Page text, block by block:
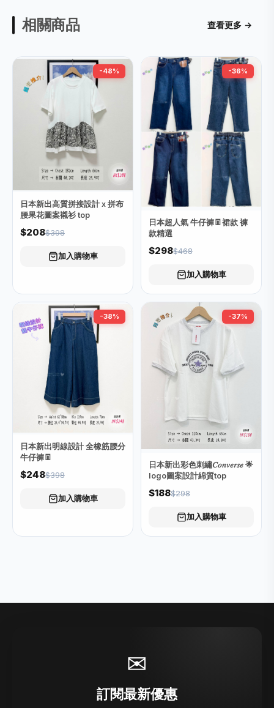
相關商品 查看更多 →
-48%
日本新出高質拼接設計 x 拼布
腰果花圖案襯衫 top
$208$398
加入購物車
-36%
日本超人氣 牛仔褲👖裙款 褲
款精選
$298$468
加入購物車
-38%
日本新出明線設計 全橡筋腰分
牛仔褲👖
$248$398
加入購物車
-37%
日本新出彩色刺繡𝐶𝑜𝑛𝑣𝑒𝑟𝑠𝑒 🌟
logo圖案設計綿質top
$188$298
加入購物車
✉
訂閱最新優惠